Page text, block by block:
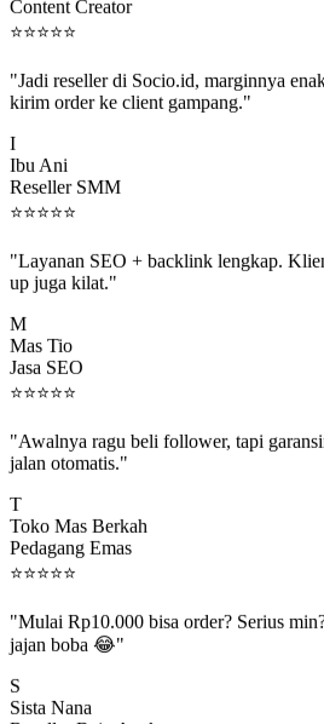
⭐⭐⭐⭐⭐
kirim order ke client gampang."
Ibu Ani
Reseller SMM
⭐⭐⭐⭐⭐
up juga kilat."
Mas Tio
Jasa SEO
⭐⭐⭐⭐⭐
jalan otomatis."
Toko Mas Berkah
Pedagang Emas
⭐⭐⭐⭐⭐
jajan boba 😂"
Sista Nana
Reseller Baju Anak